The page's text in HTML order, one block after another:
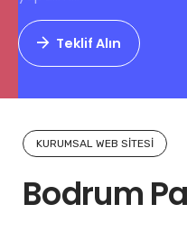
Teklif Alın
KURUMSAL WEB SITESI
Bodrum